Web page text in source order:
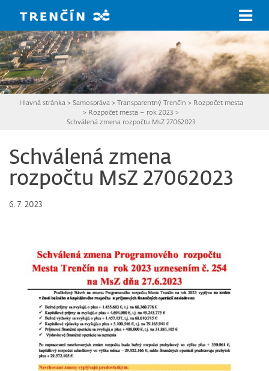
Hlavná stránka > Samospráva > Transparentný Trenčín > Rozpočet mesta
> Rozpočet mesta – rok 2023 >
Schválená zmena rozpočtu MsZ 27062023
Schválená zmena
rozpočtu MsZ 27062023
6. 7. 2023